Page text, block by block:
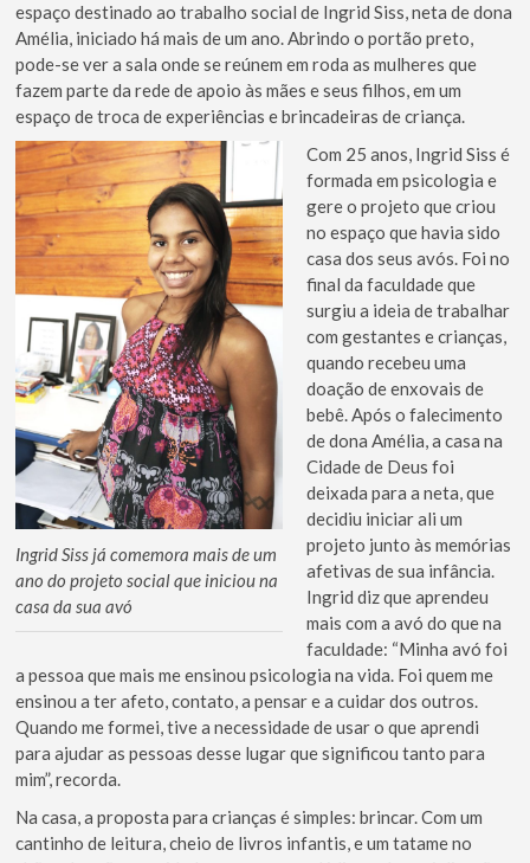
espaço destinado ao trabalho social de Ingrid Siss, neta de dona
Amélia, iniciado há mais de um ano. Abrindo o portão preto,
pode-se ver a sala onde se reúnem em roda as mulheres que
fazem parte da rede de apoio às mães e seus filhos, em um
espaço de troca de experiências e brincadeiras de criança.
Ingrid Siss já comemora mais de um
ano do projeto social que iniciou na
casa da sua avó
Com 25 anos, Ingrid Siss é
formada em psicologia e
gere o projeto que criou
no espaço que havia sido
casa dos seus avós. Foi no
final da faculdade que
surgiu a ideia de trabalhar
com gestantes e crianças,
quando recebeu uma
doação de enxovais de
bebê. Após o falecimento
de dona Amélia, a casa na
Cidade de Deus foi
deixada para a neta, que
decidiu iniciar ali um
projeto junto às memórias
afetivas de sua infância.
Ingrid diz que aprendeu
mais com a avó do que na
faculdade: “Minha avó foi
a pessoa que mais me ensinou psicologia na vida. Foi quem me
ensinou a ter afeto, contato, a pensar e a cuidar dos outros.
Quando me formei, tive a necessidade de usar o que aprendi
para ajudar as pessoas desse lugar que significou tanto para
mim”, recorda.
Na casa, a proposta para crianças é simples: brincar. Com um
cantinho de leitura, cheio de livros infantis, e um tatame no